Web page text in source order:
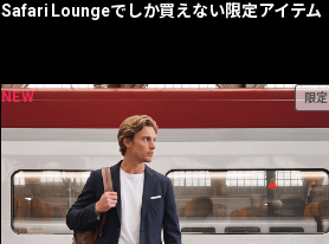
Safari Loungeでしか買えない限定アイテム
NEW 限定